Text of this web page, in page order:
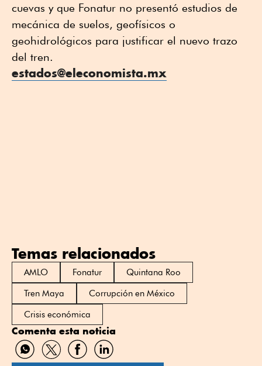
cuevas y que Fonatur no presentó estudios de
mecánica de suelos, geofísicos o
geohidrológicos para justificar el nuevo trazo
del tren.
estados@eleconomista.mx
Temas relacionados
AMLO Fonatur
Quintana Roo
Tren Maya
Corrupción en México
Crisis económica
Comenta esta noticia
CompartirCompartirCompartirCompartir